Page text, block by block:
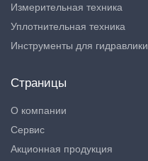
Измерительная техника
Уплотнительная техника
Инструменты для гидравлики
Страницы
О компании
Сервис
Акционная продукция